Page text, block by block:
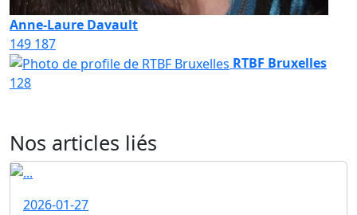
Anne-Laure Davault
149 187
RTBF Bruxelles
128
Nos articles liés
2026-01-27